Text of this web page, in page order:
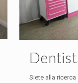
Siete alla